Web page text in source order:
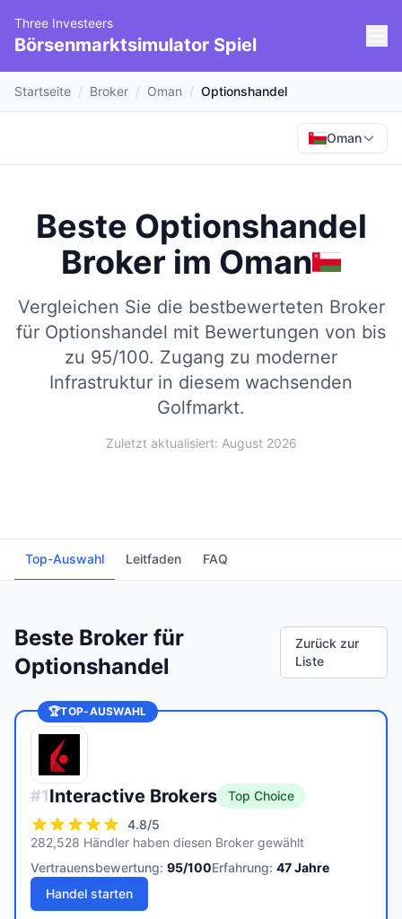
Three Investeers
Börsenmarktsimulator Spiel
Startseite / Broker / Oman / Optionshandel
Oman
Beste Optionshandel
Broker im Oman
Vergleichen Sie die bestbewerteten Broker
für Optionshandel mit Bewertungen von bis
zu 95/100. Zugang zu moderner
Infrastruktur in diesem wachsenden
Golfmarkt.
Zuletzt aktualisiert: August 2026
Top-Auswahl Leitfaden FAQ
Beste Broker für
Optionshandel
Zurück zur
Liste
🏆TOP-AUSWAHL
#1Interactive Brokers
Top Choice
4.8/5
282,528 Händler haben diesen Broker gewählt
Vertrauensbewertung: 95/100Erfahrung: 47Jahre
Handel starten